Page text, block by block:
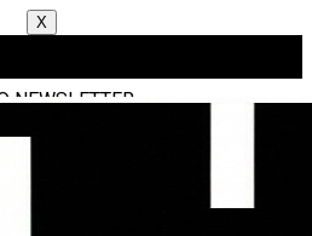
X
NEWSLETTER